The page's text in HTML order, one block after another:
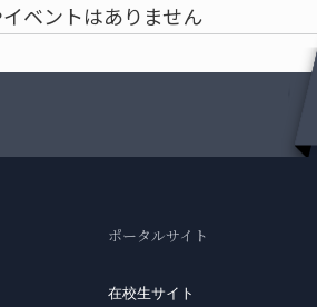
ベントはありません
ポータルサイト
在校生サイト